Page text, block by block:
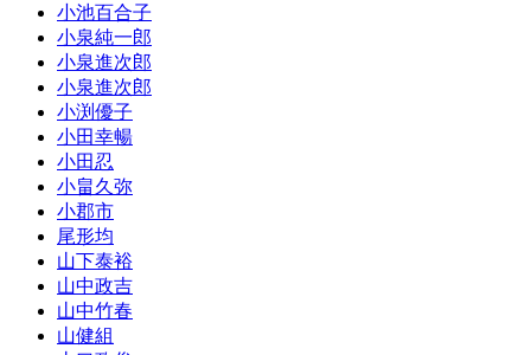
小池百合子
小泉純一郎
小泉進次郎
小泉進次郎
小渕優子
小田幸暢
小田忍
小畠久弥
小郡市
尾形均
山下泰裕
山中政吉
山中竹春
山健組